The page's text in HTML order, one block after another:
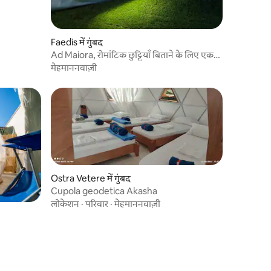
Faedis में गुंबद
Ad Maiora, रोमांटिक छुट्टियाँ बिताने के लिए एक
गुप्त जगह
मेहमाननवाज़ी
Ostra Vetere में गुंबद
Cupola geodetica Akasha
लोकेशन ·परिवार ·मेहमाननवाज़ी